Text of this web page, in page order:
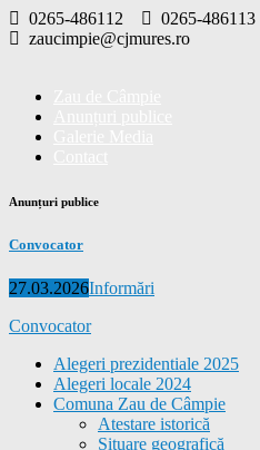
Skip
to
0265-486112
0265-486113
zaucimpie@cjmures.ro
Anunțuri publice
Convocator
Posted
27.03.2026Categories
Informări
Convocator
Alegeri prezidentiale 2025
Alegeri locale 2024
Comuna Zau de Câmpie
Atestare istorică
Situare geografică